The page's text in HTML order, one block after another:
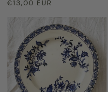
Regular
€13,00 EUR